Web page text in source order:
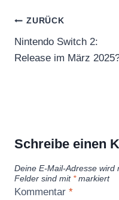
ZURÜCK
Nintendo Switch 2:
Release im März
Schreibe einen
Deine E-Mail-Adresse wird
Felder sind mit *markiert
Kommentar *